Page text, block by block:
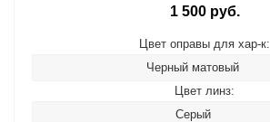
1 500 руб.
Цвет оправы для хар-к:
Черный матовый
Цвет линз:
Серый